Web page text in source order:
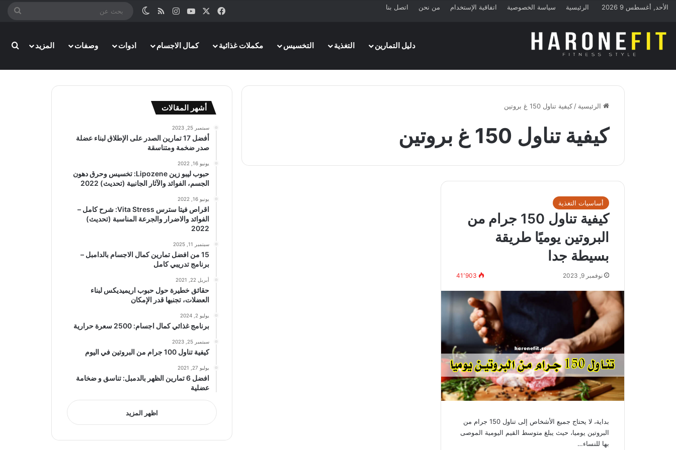
الأحد, أغسطس 9 2026 الرئيسية سياسة الخصوصية اتفاقية الإستخدام من نحن اتصل بنا فيسبوك ‫YouTubeانستقرامملخص الموقع RSS
الوضع المظلم
دليل التمارين
التغذية التخسيس مكملات غذائية كمال الاجسام ادوات وصفات المزيد
الرئيسية / كيفية تناول 150 غ بروتين
كيفية تناول 150 غ بروتين
أساسيات التغذية
كيفية تناول 150 جرام من
البروتين يوميًا طريقة
بسيطة جدا
نوفمبر 9, 2023 41٬903
بداية، لا يحتاج جميع الأشخاص إلى تناول 150 جرام من
البروتين يوميا، حيث يبلغ متوسط ​​القيم اليومية الموصى
بها للنساء…
أشهر المقالات
سبتمبر 25, 2023
أفضل 17 تمارين الصدر على الإطلاق لبناء عضلة
صدر ضخمة ومتناسقة
يونيو 16, 2022
حبوب ليبو زين Lipozene: تخسيس وحرق دهون
الجسم، الفوائد والآثار الجانبية (تحديث) 2022
يونيو 16, 2022
اقراص فيتا سترس Vita Stress: شرح كامل –
الفوائد والاضرار والجرعة المناسبة (تحديث)
2022
سبتمبر 11, 2025
15 من افضل تمارين كمال الاجسام بالدامبل –
برنامج تدريبي كامل
أبريل 22, 2021
حقائق خطيرة حول حبوب اريميديكس لبناء
العضلات، تجنبها قدر الإمكان
يوليو 2, 2024
برنامج غذائي كمال اجسام: 2500 سعرة حرارية
سبتمبر 25, 2023
كيفية تناول 100 جرام من البروتين في اليوم
يوليو 27, 2021
افضل 6 تمارين الظهر بالدمبل: تناسق و ضخامة
عضلية
اظهر المزيد